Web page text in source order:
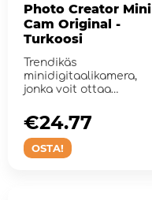
Photo Creator Mini
Cam Original -
Turkoosi
Trendikäs
minidigitaalikamera,
jonka voit ottaa
OSTA!
€24.77